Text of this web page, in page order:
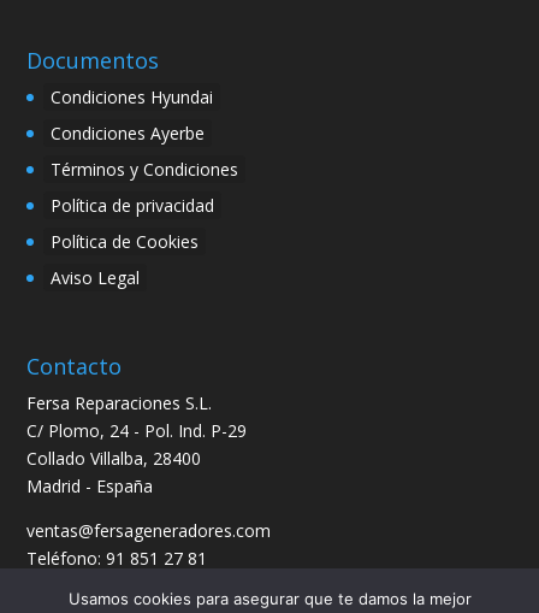
Documentos
Condiciones Hyundai
Condiciones Ayerbe
Términos y Condiciones
Política de privacidad
Política de Cookies
Aviso Legal
Contacto
Fersa Reparaciones S.L.
C/ Plomo, 24 - Pol. Ind. P-29
Collado Villalba, 28400
Madrid - España
ventas@fersageneradores.com
Teléfono: 91 851 27 81
Usamos cookies para asegurar que te damos la mejor